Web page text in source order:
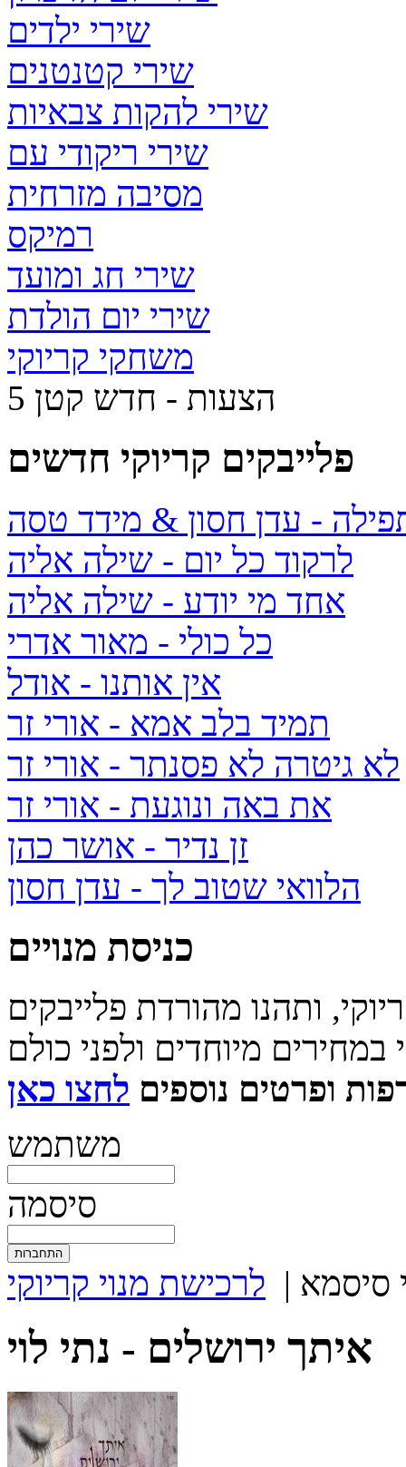
שירי ילדים
שירי קטנטנים
שירי להקות צבאיות
שירי ריקודי עם
מסיבה מזרחית
רמיקס
שירי חג ומועד
שירי יום הולדת
משחקי קריוקי
5 הצעות - חדש קטן
פלייבקים קריוקי חדשים
- עדן חסון & מידד טסה
לרקוד כל יום - שילה אליה
אחד מי יודע - שילה אליה
כל כולי - מאור אדרי
אין אותנו - אודל
תמיד בלב אמא - אורי זר
לא גיטרה לא פסנתר - אורי זר
את באה ונוגעת - אורי זר
זן נדיר - אושר כהן
הלוואי שטוב לך - עדן חסון
כניסת מנויים
ותהנו מהורדת פלייבקים
ופרטים נוספים
משתמש
סיסמה
סיסמא | לרכישת מנוי קריוקי
איתך ירושלים - נתי לוי